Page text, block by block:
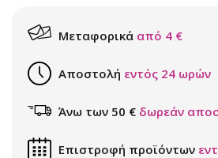
Μεταφορικά από 4 €
Αποστολή εντός 24 ωρών
Άνω των 50 € δωρεάν
Επιστροφή προϊόντων